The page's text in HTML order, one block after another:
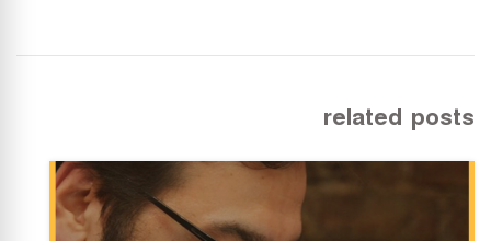
related posts